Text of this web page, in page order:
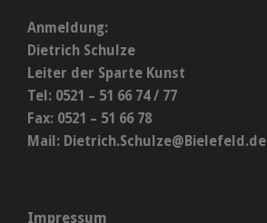
Anmeldung:
Dietrich Schulze
Leiter der Sparte Kunst
Tel: 0521 – 51 66 74 / 77
Fax: 0521 – 51 66 78
Mail: Dietrich.Schulze@Bielefeld.de
Impressum